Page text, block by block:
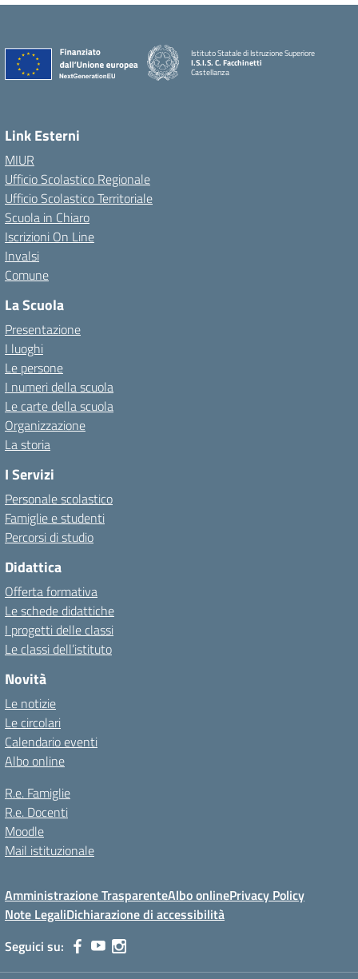
Istituto Statale di Istruzione Superiore
I.S.I.S. C. Facchinetti
Castellanza
Link Esterni
MIUR
Ufficio Scolastico Regionale
Ufficio Scolastico Territoriale
Scuola in Chiaro
Iscrizioni On Line
Invalsi
Comune
La Scuola
Presentazione
I luoghi
Le persone
I numeri della scuola
Le carte della scuola
Organizzazione
La storia
I Servizi
Personale scolastico
Famiglie e studenti
Percorsi di studio
Didattica
Offerta formativa
Le schede didattiche
I progetti delle classi
Le classi dell’istituto
Novità
Le notizie
Le circolari
Calendario eventi
Albo online
R.e. Famiglie
R.e. Docenti
Moodle
Mail istituzionale
Amministrazione TrasparenteAlbo onlinePrivacy Policy
Note LegaliDichiarazione di accessibilità
Seguici su: